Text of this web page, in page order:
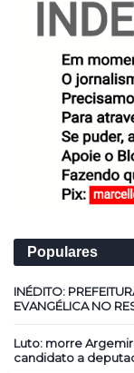
Populares
INÉDITO:
EVANGÉLICA NO
Luto: morre
candidato a